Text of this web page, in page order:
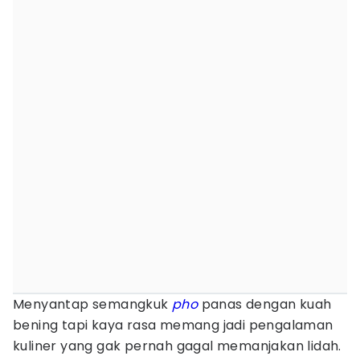
Menyantap semangkuk pho panas dengan kuah
bening tapi kaya rasa memang jadi pengalaman
kuliner yang gak pernah gagal memanjakan lidah.